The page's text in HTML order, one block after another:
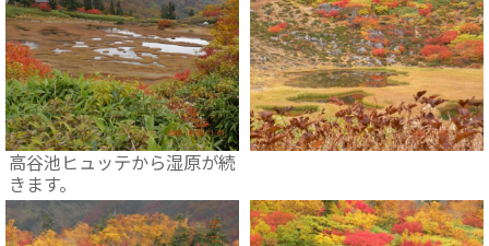
高谷池ヒュッテから湿原が続
きます。